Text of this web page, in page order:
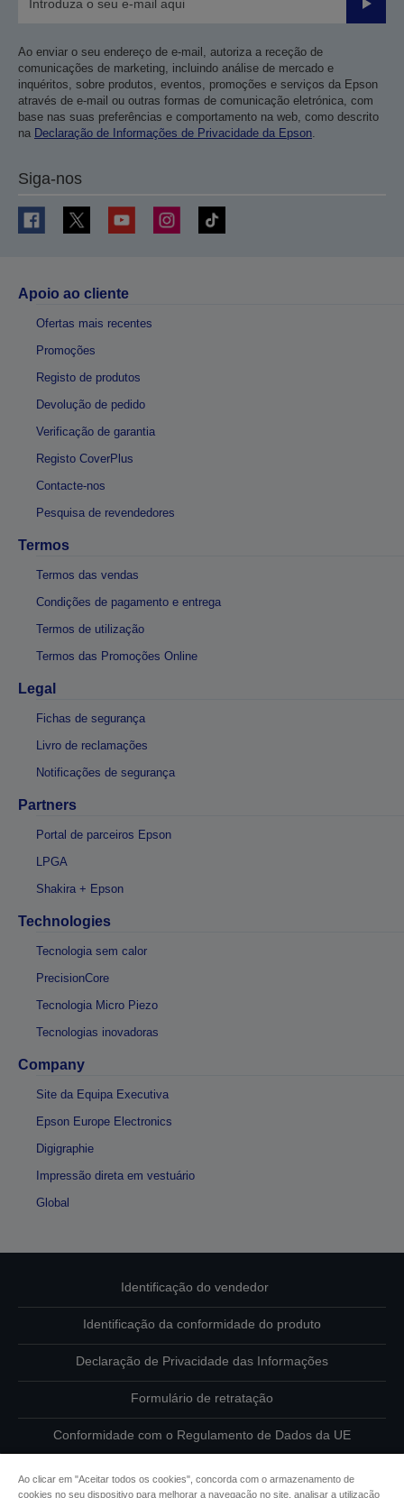
Enviar
Ao enviar o seu endereço de e-mail, autoriza a receção de
comunicações de marketing, incluindo análise de mercado e
inquéritos, sobre produtos, eventos, promoções e serviços da Epson
através de e-mail ou outras formas de comunicação eletrónica, com
base nas suas preferências e comportamento na web, como descrito
na Declaração de Informações de Privacidade da Epson
Siga-nos
Apoio ao cliente
Ofertas mais recentes
Promoções
Registo de produtos
Devolução de pedido
Verificação de garantia
Registo CoverPlus
Contacte-nos
Pesquisa de revendedores
Termos
Termos das vendas
Condições de pagamento e entrega
Termos de utilização
Termos das Promoções Online
Legal
Fichas de segurança
Livro de reclamações
Notificações de segurança
Partners
Portal de parceiros Epson
LPGA
Shakira + Epson
Technologies
Tecnologia sem calor
PrecisionCore
Tecnologia Micro Piezo
Tecnologias inovadoras
Company
Site da Equipa Executiva
Epson Europe Electronics
Digigraphie
Impressão direta em vestuário
Global
Identificação do vendedor
Identificação da conformidade do produto
Declaração de Privacidade das Informações
Formulário de retratação
Conformidade com o Regulamento de Dados da UE
Ao clicar em "Aceitar todos os cookies", concorda com o armazenamento de
cookies no seu dispositivo para melhorar a navegação no site, analisar a utilização